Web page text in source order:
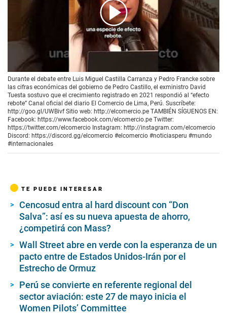
Durante el debate entre Luis Miguel Castilla Carranza y Pedro Francke sobre
las cifras económicas del gobierno de Pedro Castillo, el exministro David
Tuesta sostuvo que el crecimiento registrado en 2021 respondió al “efecto
rebote” Canal oficial del diario El Comercio de Lima, Perú. Suscríbete:
http://goo.gl/UWBivf Sitio web: http://elcomercio.pe TAMBIÉN SÍGUENOS EN:
Facebook: https://www.facebook.com/elcomercio.pe Twitter:
https://twitter.com/elcomercio Instagram: http://instagram.com/elcomercio
Discord: https://discord.gg/elcomercio #elcomercio #noticiasperu #mundo
#internacionales
TE PUEDE INTERESAR
Cencosud entra al hard discount con “Don
Salva”: así es su nueva apuesta de ahorro,
¿competirá con Mass?
Wall Street abre en verde con la esperanza de un
pacto entre de Estados Unidos-Irán por el
Estrecho de Ormuz
Perú se convierte en referente regional del
sector aviación: este 27 de mayo inicia el
Women Pilots’ Committee